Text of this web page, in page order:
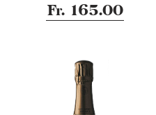
Fr. 165.00